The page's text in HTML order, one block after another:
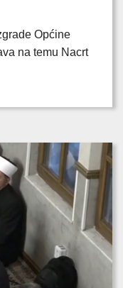
Općine
na temu Nacrt